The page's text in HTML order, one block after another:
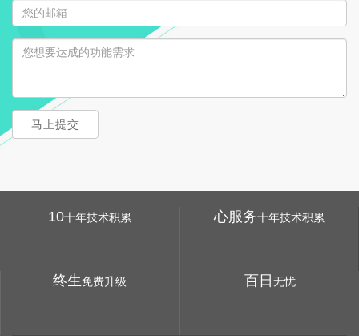
马上提交
10十年技术积累 心服务十年技术积累
终生免费升级 百日 无忧